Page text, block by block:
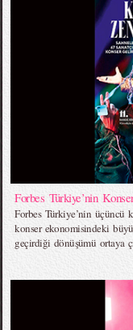
Forbes Türkiye’nin
Forbes Türkiye’nin üçüncü
konser ekonomisindeki
geçirdiği dönüşümü ortaya